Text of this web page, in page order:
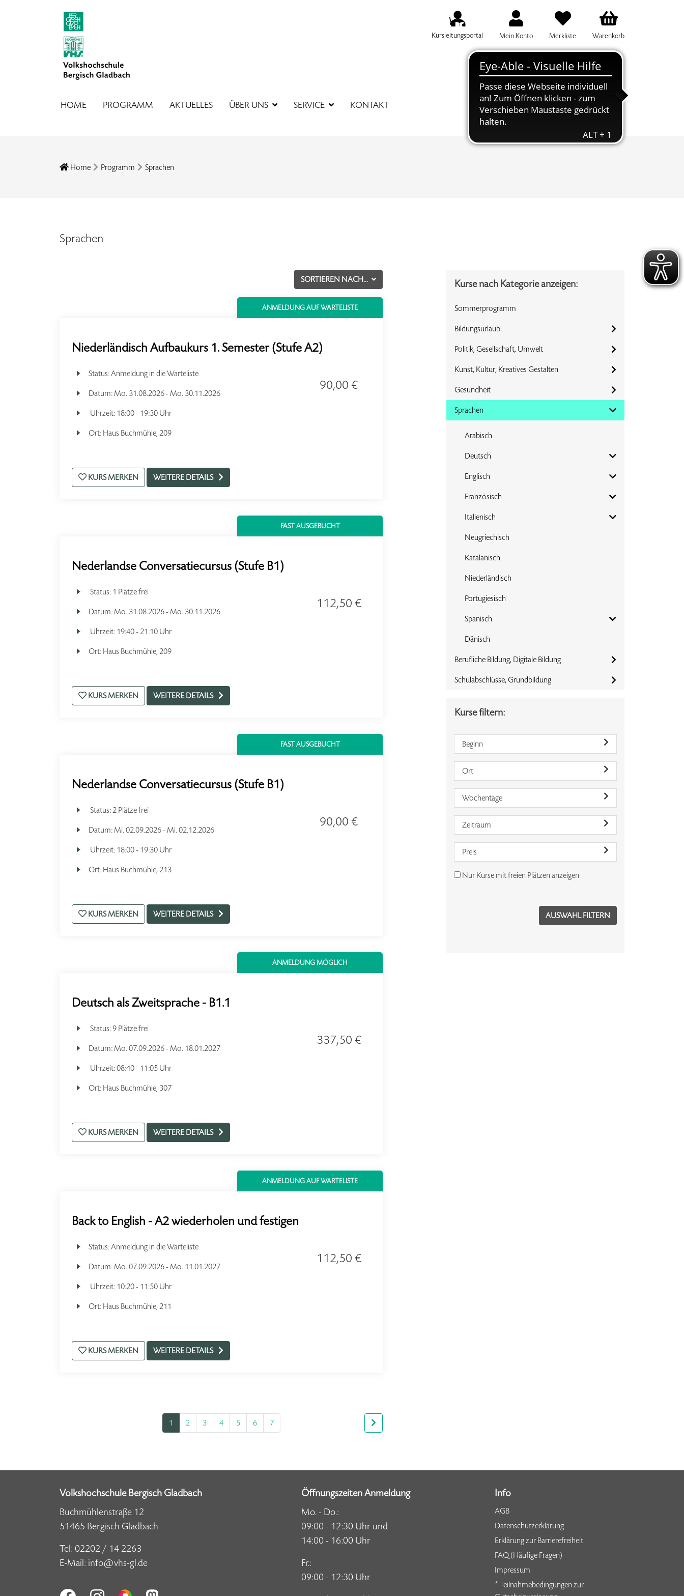
Kursleitungsportal Mein Konto Merkliste Warenkorb
HOME PROGRAMM AKTUELLES ÜBER UNS SERVICE KONTAKT
SUCHBEGRIFF FÜR DIE KURSSUCHE EINGEBEN
Home Programm Sprachen
Sprachen
SORTIEREN NACH...
ANMELDUNG AUF WARTELISTE
Niederländisch Aufbaukurs 1. Semester (Stufe A2)
Status:Anmeldung in die Warteliste
Datum: Mo. 31.08.2026 - Mo. 30.11.2026
Uhrzeit: 18:00 - 19:30 Uhr
Ort: Haus Buchmühle, 209
90,00 €
KURS MERKEN WEITERE DETAILS
FAST AUSGEBUCHT
Nederlandse Conversatiecursus (Stufe B1)
Status: 1 Plätze frei
Datum: Mo. 31.08.2026 - Mo. 30.11.2026
Uhrzeit: 19:40 - 21:10 Uhr
Ort: Haus Buchmühle, 209
112,50 €
KURS MERKEN WEITERE DETAILS
FAST AUSGEBUCHT
Nederlandse Conversatiecursus (Stufe B1)
Status:2 Plätze frei
Datum: Mi. 02.09.2026 - Mi. 02.12.2026
Uhrzeit: 18:00 - 19:30 Uhr
Ort: Haus Buchmühle, 213
90,00 €
KURS MERKEN WEITERE DETAILS
ANMELDUNG MÖGLICH
Deutsch als Zweitsprache - B1.1
Status:9 Plätze frei
Datum: Mo. 07.09.2026 - Mo. 18.01.2027
Uhrzeit:08:40 - 11:05 Uhr
Ort: Haus Buchmühle, 307
337,50 €
KURS MERKEN WEITERE DETAILS
ANMELDUNG AUF WARTELISTE
Back to English - A2 wiederholen und festigen
Status:Anmeldung in die Warteliste
Datum: Mo. 07.09.2026 - Mo. 11.01.2027
Uhrzeit: 10:20 - 11:50 Uhr
Ort: Haus Buchmühle, 211
112,50 €
KURS MERKEN WEITERE DETAILS
1 2 3 4 5 6 7
Kurse nach Kategorie anzeigen:
Sommerprogramm
Bildungsurlaub
Politik, Gesellschaft, Umwelt
Kunst, Kultur, Kreatives Gestalten
Gesundheit
Sprachen
Arabisch
Deutsch
Englisch
Französisch
Italienisch
Neugriechisch
Katalanisch
Niederländisch
Portugiesisch
Spanisch
Dänisch
Berufliche Bildung, Digitale Bildung
Schulabschlüsse, Grundbildung
Kurse filtern:
Beginn
Ort
Wochentage
Zeitraum
Preis
Nur Kurse mit freien Plätzen anzeigen
Volkshochschule Bergisch Gladbach
Buchmühlenstraße 12
51465 Bergisch Gladbach
Tel: 02202 / 14 2263
E-Mail: info@vhs-gl.de
Öffnungszeiten Anmeldung
Mo. - Do.:
09:00 - 12:30 Uhr und
14:00 - 16:00 Uhr
Fr.:
09:00 - 12:30 Uhr
Info
AGB
Datenschutzerklärung
Erklärung zur Barrierefreiheit
FAQ (Häufige Fragen)
Impressum
* Teilnahmebedingungen zur